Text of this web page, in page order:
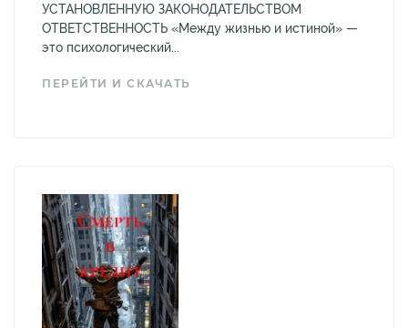
УСТАНОВЛЕННУЮ ЗАКОНОДАТЕЛЬСТВОМ
ОТВЕТСТВЕННОСТЬ «Между жизнью и истиной» —
это психологический...
ПЕРЕЙТИ И СКАЧАТЬ